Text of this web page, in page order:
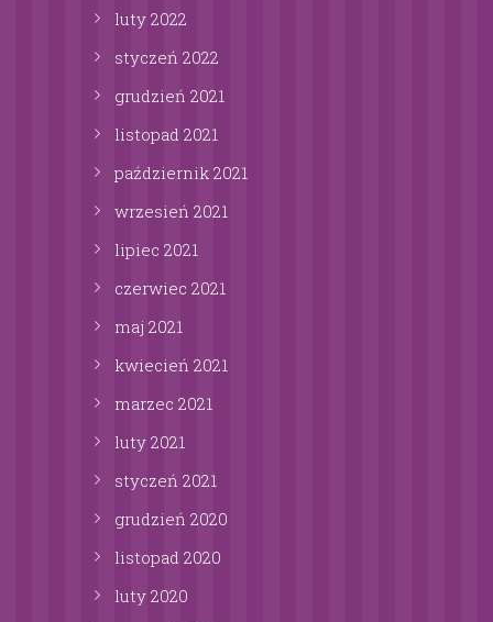
luty 2022
styczeń 2022
grudzień 2021
listopad 2021
październik 2021
wrzesień 2021
lipiec 2021
czerwiec 2021
maj 2021
kwiecień 2021
marzec 2021
luty 2021
styczeń 2021
grudzień 2020
listopad 2020
luty 2020